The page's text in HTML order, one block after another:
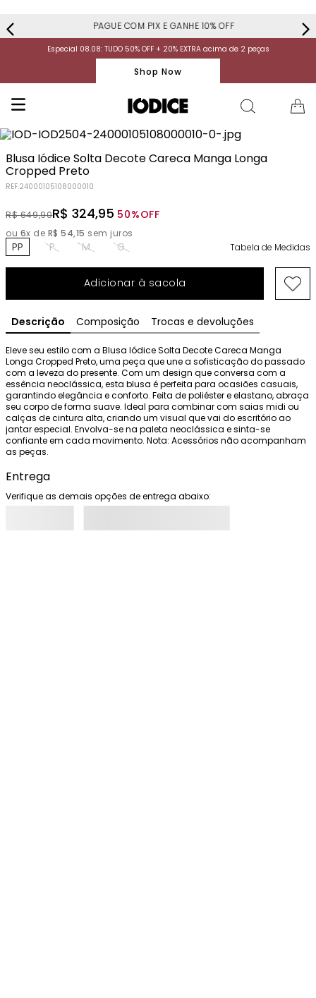
PAGUE COM PIX E GANHE 10% OFF
Especial 08.08: TUDO 50% OFF + 20% EXTRA acima de 2 peças
Shop Now
Blusa Iódice Solta Decote Careca Manga Longa
Cropped Preto
REF.24000105108000010
R$ 649,90R$ 324,95 50%OFF
ou 6x de R$ 54,15 sem juros
PP P M G Tabela de Medidas
Adicionar à sacola
Descrição Composição Trocas e devoluções
Eleve seu estilo com a Blusa Iódice Solta Decote Careca Manga
Longa Cropped Preto, uma peça que une a sofisticação do passado
com a leveza do presente. Com um design que conversa com a
essência neoclássica, esta blusa é perfeita para ocasiões casuais,
garantindo elegância e conforto. Feita de poliéster e elastano, abraça
seu corpo de forma suave. Ideal para combinar com saias midi ou
calças de cintura alta, criando um visual que vai do escritório ao
jantar especial. Envolva-se na paleta neoclássica e sinta-se
confiante em cada movimento. Nota: Acessórios não acompanham
as peças.
Entrega
Verifique as demais opções de entrega abaixo: